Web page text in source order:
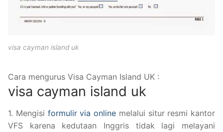
visa cayman island uk
Cara mengurus Visa Cayman Island UK :
visa cayman island uk
1. Mengisi formulir via online melalui situr resmi kantor
VFS karena kedutaan Inggris tidak lagi melayani